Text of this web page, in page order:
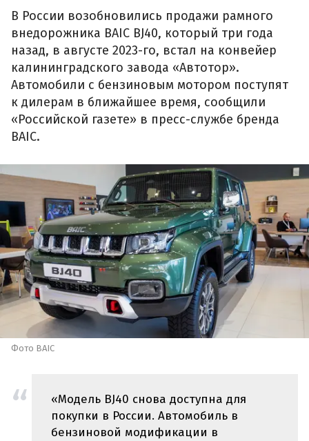
В России возобновились продажи рамного
внедорожника BAIC BJ40, который три года
назад, в августе 2023-го, встал на конвейер
калининградского завода «Автотор».
Автомобили с бензиновым мотором поступят
к дилерам в ближайшее время, сообщили
«Российской газете» в пресс-службе бренда
BAIC.
Фото BAIC
«Модель BJ40 снова доступна для
покупки в России. Автомобиль в
бензиновой модификации в